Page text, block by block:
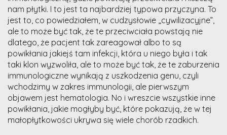
nam płytki. I to jest ta najbardziej typowa przyczyna. To
jest to, co powiedziałem, w cudzysłowie „cywilizacyjne”,
ale to może być tak, że te przeciwciała powstają nie
dlatego, że pacjent tak zareagował albo to są
powikłania jakiejś tam infekcji, która u niego była i tak
taki klon wyzwoliła, ale to może być tak, że te zaburzenia
immunologiczne wynikają z uszkodzenia genu, czyli
wchodzimy w zakres immunologii, ale pierwszym
objawem jest hematologia. No i wreszcie wszystkie inne
powikłania, jakie mogłyby być, które pokazują, że w tej
małopłytkowości ukrywa się wiele chorób rzadkich.